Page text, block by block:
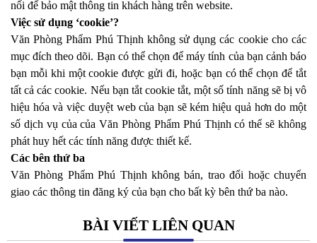
nối để bảo mật thông tin khách hàng trên website.
Việc sử dụng ‘cookie’?
Văn Phòng Phẩm Phú Thịnh không sử dụng các cookie cho các
mục đích theo dõi. Bạn có thể chọn để máy tính của bạn cảnh báo
bạn mỗi khi một cookie được gửi đi, hoặc bạn có thể chọn để tắt
tất cả các cookie. Nếu bạn tắt cookie tắt, một số tính năng sẽ bị vô
hiệu hóa và việc duyệt web của bạn sẽ kém hiệu quả hơn do một
số dịch vụ của của Văn Phòng Phẩm Phú Thịnh có thể sẽ không
phát huy hết các tính năng được thiết kế.
Các bên thứ ba
Văn Phòng Phẩm Phú Thịnh không bán, trao đổi hoặc chuyển
giao các thông tin đăng ký của bạn cho bất kỳ bên thứ ba nào.
BÀI VIẾT LIÊN QUAN